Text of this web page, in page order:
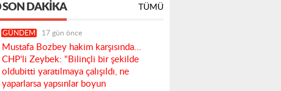
SON DAKIKA TÜMÜ
GÜNDEM 17 gün önce
Mustafa Bozbey hakim karşısında...
CHP'li Zeybek: "Bilinçli bir şekilde
oldubitti yaratılmaya çalışıldı, ne
yaparlarsa yapsınlar boyun